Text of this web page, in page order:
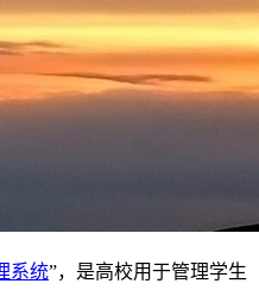
系统”，是高校用于管理学生